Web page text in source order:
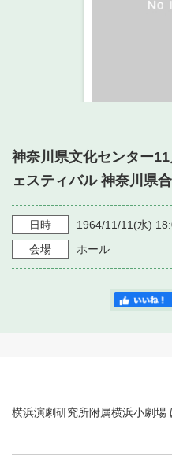
・ よくある質問
・ 空き状況
・ 抽選対象日
・ 利用料金
・ 音楽堂のご案内
・ フロアマップ
・ 芸術参与
神奈川県立音楽堂
SNS
神奈川県文化センター
ェスティバル 神奈川県
日時 1964/11/11 (水)
会場
ホール
横浜演劇研究所附属横浜小劇場